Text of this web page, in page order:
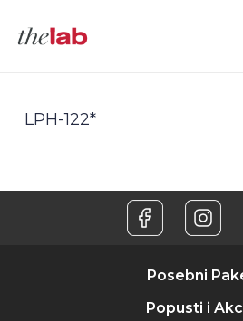
LPH-122*
Posebni
Popusti i